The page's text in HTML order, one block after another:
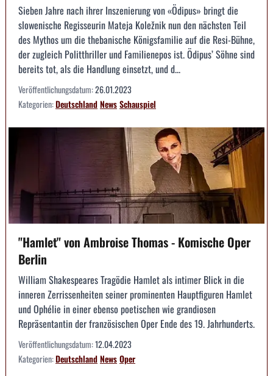
Sieben Jahre nach ihrer Inszenierung von «Ödipus» bringt die
slowenische Regisseurin Mateja Koležnik nun den nächsten Teil
des Mythos um die thebanische Königsfamilie auf die Resi-Bühne,
der zugleich Politthriller und Familienepos ist. Ödipus’ Söhne sind
bereits tot, als die Handlung einsetzt, und d...
Veröffentlichungsdatum:26.01.2023
Kategorien:DeutschlandNewsSchauspiel
"Hamlet" von Ambroise Thomas - Komische Oper
Berlin
William Shakespeares Tragödie Hamlet als intimer Blick in die
inneren Zerrissenheiten seiner prominenten Hauptfiguren Hamlet
und Ophélie in einer ebenso poetischen wie grandiosen
Repräsentantin der französischen Oper Ende des 19. Jahrhunderts.
Veröffentlichungsdatum:12.04.2023
Kategorien:DeutschlandNewsOper